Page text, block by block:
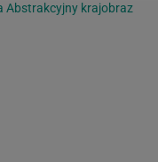
Abstrakcyjny krajobraz